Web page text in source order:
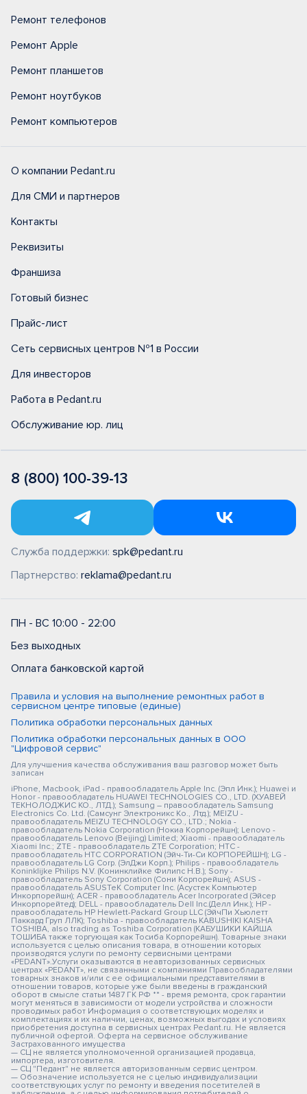
Ремонт телефонов
Ремонт Apple
Ремонт планшетов
Ремонт ноутбуков
Ремонт компьютеров
О компании Pedant.ru
Для СМИ и партнеров
Контакты
Реквизиты
Франшиза
Готовый бизнес
Прайс-лист
Сеть сервисных центров №1 в России
Для инвесторов
Работа в Pedant.ru
Обслуживание юр. лиц
8 (800) 100-39-13
Служба поддержки: spk@pedant.ru
Партнерство: reklama@pedant.ru
ПН - ВС 10:00 - 22:00
Без выходных
Оплата банковской картой
Правила и условия на выполнение ремонтных работ в
сервисном центре типовые (единые)
Политика обработки персональных данных
Политика обработки персональных данных в ООО
"Цифровой сервис"
Для улучшения качества обслуживания ваш разговор может быть
записан
iPhone, Macbook, iPad - правообладатель Apple Inc. (Эпл Инк.); Huawei и
Honor - правообладатель HUAWEI TECHNOLOGIES CO., LTD. (ХУАВЕЙ
ТЕКНОЛОДЖИС КО., ЛТД.); Samsung – правообладатель Samsung
Electronics Co. Ltd. (Самсунг Электроникс Ко., Лтд.); MEIZU -
правообладатель MEIZU TECHNOLOGY CO., LTD.; Nokia -
правообладатель Nokia Corporation (Нокиа Корпорейшн); Lenovo -
правообладатель Lenovo (Beijing) Limited; Xiaomi - правообладатель
Xiaomi Inc.; ZTE - правообладатель ZTE Corporation; HTC -
правообладатель HTC CORPORATION (Эйч-Ти-Си КОРПОРЕЙШН); LG -
правообладатель LG Corp. (ЭлДжи Корп.); Philips - правообладатель
Koninklijke Philips N.V. (Конинклийке Филипс Н.В.); Sony -
правообладатель Sony Corporation (Сони Корпорейшн); ASUS -
правообладатель ASUSTeK Computer Inc. (Асустек Компьютер
Инкорпорейшн); ACER - правообладатель Acer Incorporated (Эйсер
Инкорпорейтед); DELL - правообладатель Dell Inc.(Делл Инк.); HP -
правообладатель HP Hewlett-Packard Group LLC (ЭйчПи Хьюлетт
Паккард Груп ЛЛК); Toshiba - правообладатель KABUSHIKI KAISHA
TOSHIBA, also trading as Toshiba Corporation (КАБУШИКИ КАЙША
ТОШИБА также торгующая как Тосиба Корпорейшн). Товарные знаки
используется с целью описания товара, в отношении которых
производятся услуги по ремонту сервисными центрами
«PEDANT».Услуги оказываются в неавторизованных сервисных
центрах «PEDANT», не связанными с компаниями Правообладателями
товарных знаков и/или с ее официальными представителями в
отношении товаров, которые уже были введены в гражданский
оборот в смысле статьи 1487 ГК РФ ** - время ремонта, срок гарантии
могут меняться в зависимости от модели устройства и сложности
проводимых работ Информация о соответствующих моделях и
комплектациях и их наличии, ценах, возможных выгодах и условиях
приобретения доступна в сервисных центрах Pedant.ru. Не является
публичной офертой. Оферта на сервисное обслуживание
Застрахованного имущества
— СЦ не является уполномоченной организацией продавца,
импортера, изготовителя.
— СЦ "Педант" не является авторизованным сервис центром.
— Обозначение используется не с целью индивидуализации
соответствующих услуг по ремонту и введения посетителей в